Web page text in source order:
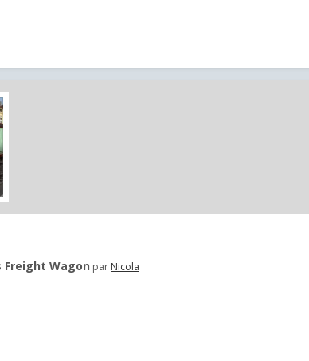
Freight Wagon par Nicola